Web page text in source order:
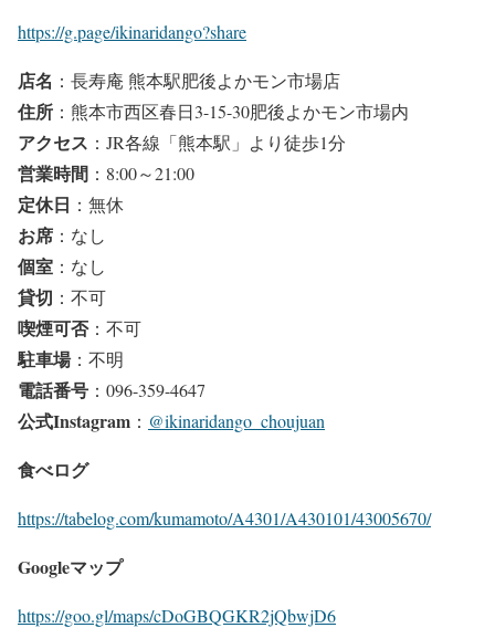
https://g.page/ikinaridango?share
店名 ：長寿庵 熊本駅肥後よかモン市場店
住所 ：熊本市西区春日3-15-30肥後よかモン市場内
アクセス ：JR各線「熊本駅」より徒歩1分
営業時間 ：8:00～21:00
定休日 ：無休
お席 ：なし
個室 ：なし
貸切 ：不可
喫煙可否：不可
駐車場：不明
電話番号 ：096-359-4647
公式Instagram ： @ikinaridango_choujuan
食べログ
https://tabelog.com/kumamoto/A4301/A430101/43005670/
Googleマップ
https://goo.gl/maps/cDoGBQGKR2jQbwjD6